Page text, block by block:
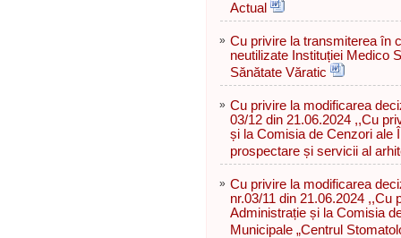
Actual
» Cu privire la transmiterea în
neutilizate Instituției Medico
Sănătate Văratic
» Cu privire la modificarea
03/12 din 21.06.2024 ,,Cu
și la Comisia de Cenzori ale
prospectare și servicii al
» Cu privire la modificarea
nr.03/11 din 21.06.2024 ,,Cu
Administrație și la Comisia
Municipale „Centrul